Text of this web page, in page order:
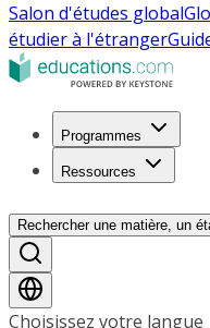
Salon d'études global
étudier à l'étranger
Programmes
Ressources
Rechercher une matière, un
Choisissez votre langue